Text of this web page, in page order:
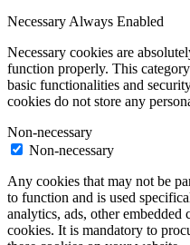
Necessary Always Enabled
Necessary cookies are
function properly. This
basic functionalities and
cookies do not store any
Non-necessary
Non-necessary
Any cookies that may not be
to function and is used
analytics, ads, other embedded
cookies. It is mandatory to